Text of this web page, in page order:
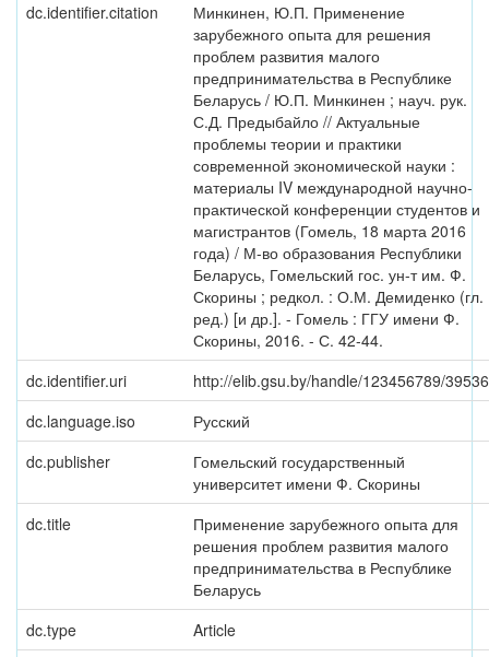
dc.identifier.citation
Минкинен, Ю.П. Применение
зарубежного опыта для решения
проблем развития малого
предпринимательства в Республике
Беларусь / Ю.П. Минкинен ; науч. рук.
С.Д. Предыбайло // Актуальные
проблемы теории и практики
современной экономической науки :
материалы IV международной научно-
практической конференции студентов и
магистрантов (Гомель, 18 марта 2016
года) / М-во образования Республики
Беларусь, Гомельский гос. ун-т им. Ф.
Скорины ; редкол. : О.М. Демиденко (гл.
ред.) [и др.]. - Гомель : ГГУ имени Ф.
Скорины, 2016. - С. 42-44.
dc.identifier.uri
http://elib.gsu.by/handle/123456789/39536
dc.language.iso
Русский
dc.publisher
Гомельский государственный
университет имени Ф. Скорины
dc.title
Применение зарубежного опыта для
решения проблем развития малого
предпринимательства в Республике
Беларусь
dc.type
Article